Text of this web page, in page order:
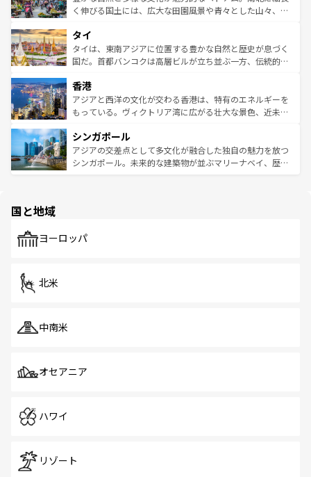
照してほしい。
まで、さまざまな韓国料理が待っている。夜には、韓国な
リティに包まれながら、韓国の多彩な魅力を心ゆくまで味
わってみてほしい。 なお、新着の韓国情報はコンテンツ一
覧を参照してほしい。
く伸びる国土には、広大な田園風景や青々とした山々、世
急速な発展と共に伝統が息づく。ハノイの古い町並みやホ
ーチミン市のフランス統治時代の建物も、独特の雰囲気を
醸し出している。また、バラエティの豊かさとおいしさで
とつ。フォーやバインミー、ベトナムコーヒーなどは、ぜ
ひ現地で味わいたい。どの地域を訪れてもあたたかい人々
が旅行者を迎えてくれるので、きっと忘れられない旅にな
参照してほしい。
タイ
タイは、東南アジアに位置する豊かな自然と歴史が息づく
国だ。首都バンコクは高層ビルが立ち並ぶ一方、伝統的な
の活気が交差している。北部ではチェンマイなどの山岳地
帯で自然と触れ合い、南部ではプーケットやクラビの美し
いビーチでリゾート気分を楽しむことができる。タイ料理
激する。気候は一年中温暖で、どの季節にも異なる楽しみ
が待っている。親しみやすいタイの人々、仏教を中心とし
た文化、そして多様な観光資源が、訪れる旅人を魅了し続
香港
アジアと西洋の文化が交わる香港は、特有のエネルギーを
もっている。ヴィクトリア湾に広がる壮大な景色、近未来
み、どこを訪れても感動するはず。観光スポットが密集し
ており、効率よく見どころを回れるのも魅力。息をのむよ
うな絶景から文化的な体験まで、香港を存分に楽しみ尽く
シンガポール
アジアの交差点として多文化が融合した独自の魅力を放つ
シンガポール。未来的な建築物が並ぶマリーナベイ、歴史
で、ホーカーズは地元の風情を楽しめる外せないスポット
国と地域
ヨーロッパ
北米
中南米
オセアニア
ハワイ
リゾート